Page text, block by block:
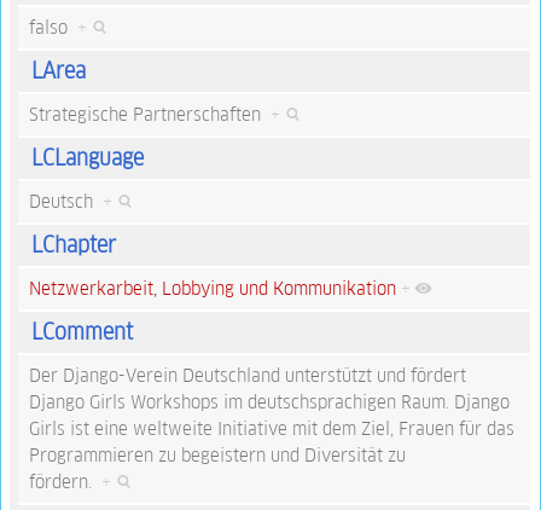
falso +
LArea
Strategische Partnerschaften +
LCLanguage
Deutsch +
LChapter
Netzwerkarbeit, Lobbying und Kommunikation +
LComment
Der Django-Verein Deutschland unterstützt und fördert
Django Girls Workshops im deutschsprachigen Raum. Django
Girls ist eine weltweite Initiative mit dem Ziel, Frauen für das
Programmieren zu begeistern und Diversität zu
fördern. +